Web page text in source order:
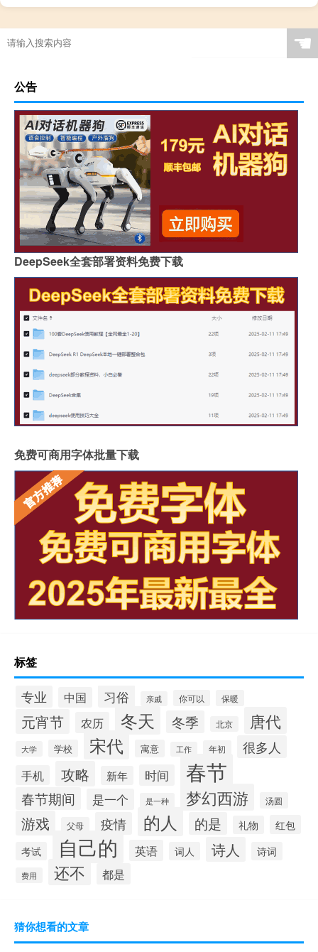
☚
公告
DeepSeek全套部署资料免费下载
免费可商用字体批量下载
标签
专业 中国 习俗 亲戚 你可以 保暖
元宵节 农历 冬天 冬季 北京 唐代
大学 学校 宋代 寓意 工作 年初 很多人
手机 攻略 新年 时间 春节
春节期间 是一个 是一种 梦幻西游 汤圆
游戏 父母 疫情 的人 的是 礼物 红包
考试 自己的 英语 词人 诗人 诗词
费用 还不 都是
猜你想看的文章